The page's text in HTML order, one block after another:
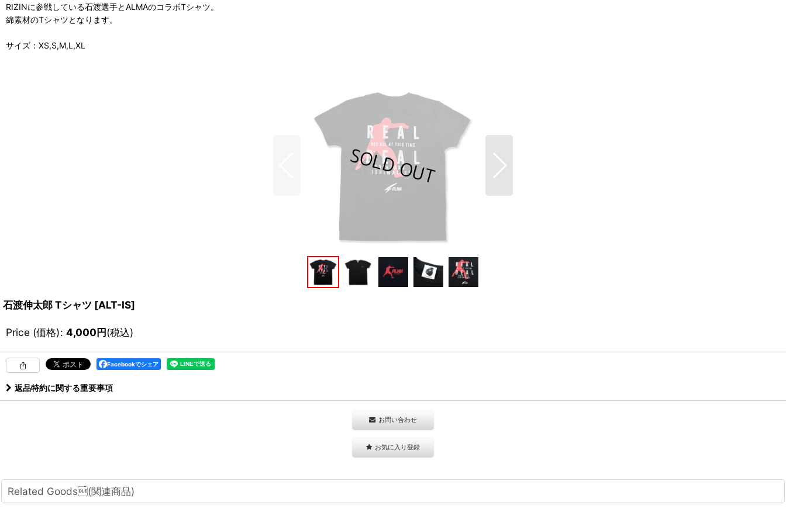
RIZINに参戦している石渡選手とALMAのコラボTシャツ。
綿素材のTシャツとなります。
サイズ：XS,S,M,L,XL
石渡伸太郎 Tシャツ [ALT-IS]
Price (価格): 4,000円(税込)
Facebookでシェア
返品特約に関する重要事項
お問い合わせ
お気に入り登録
Related Goods(関連商品)